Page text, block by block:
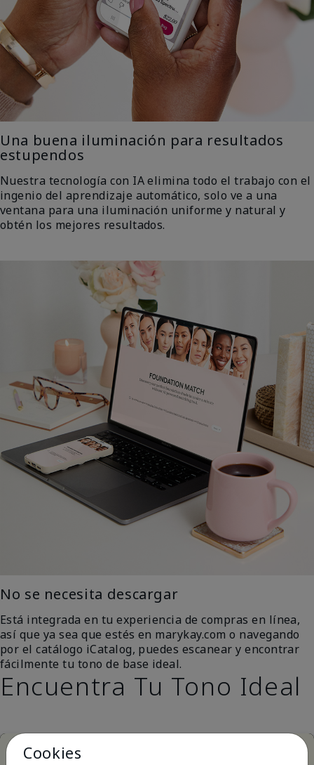
Una buena iluminación para resultados
estupendos
Nuestra tecnología con IA elimina todo el trabajo con el
ingenio del aprendizaje automático, solo ve a una
ventana para una iluminación uniforme y natural y
obtén los mejores resultados.
No se necesita descargar
Está integrada en tu experiencia de compras en línea,
así que ya sea que estés en marykay.com o navegando
por el catálogo iCatalog, puedes escanear y encontrar
fácilmente tu tono de base ideal.
Encuentra Tu Tono Ideal
Cookies